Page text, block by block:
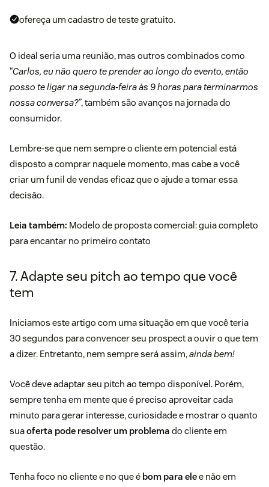
ofereça um cadastro de teste gratuito.
O ideal seria uma reunião, mas outros combinados como
“Carlos, eu não quero te prender ao longo do evento, então
posso te ligar na segunda-feira às 9 horas para terminarmos
nossa conversa?”, também são avanços na jornada do
consumidor.
Lembre-se que nem sempre o cliente em potencial está
disposto a comprar naquele momento, mas cabe a você
criar um funil de vendas eficaz que o ajude a tomar essa
decisão.
Leia também: Modelo de proposta comercial: guia completo
para encantar no primeiro contato
7. Adapte seu pitch ao tempo que você
tem
Iniciamos este artigo com uma situação em que você teria
30 segundos para convencer seu prospect a ouvir o que tem
a dizer. Entretanto, nem sempre será assim,ainda bem!
Você deve adaptar seu pitch ao tempo disponível. Porém,
sempre tenha em mente que é preciso aproveitar cada
minuto para gerar interesse, curiosidade e mostrar o quanto
suaoferta pode resolver um problema do cliente em
questão.
Tenha foco no cliente e no que é bom para elee não em